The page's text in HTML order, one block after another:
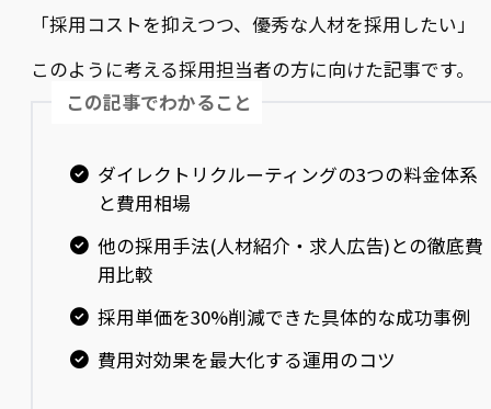
「採用コストを抑えつつ、優秀な人材を採用したい」
このように考える採用担当者の方に向けた記事です。
この記事でわかること
ダイレクトリクルーティングの3つの料金体系
と費用相場
他の採用手法(人材紹介・求人広告)との徹底費
用比較
採用単価を30%削減できた具体的な成功事例
費用対効果を最大化する運用のコツ